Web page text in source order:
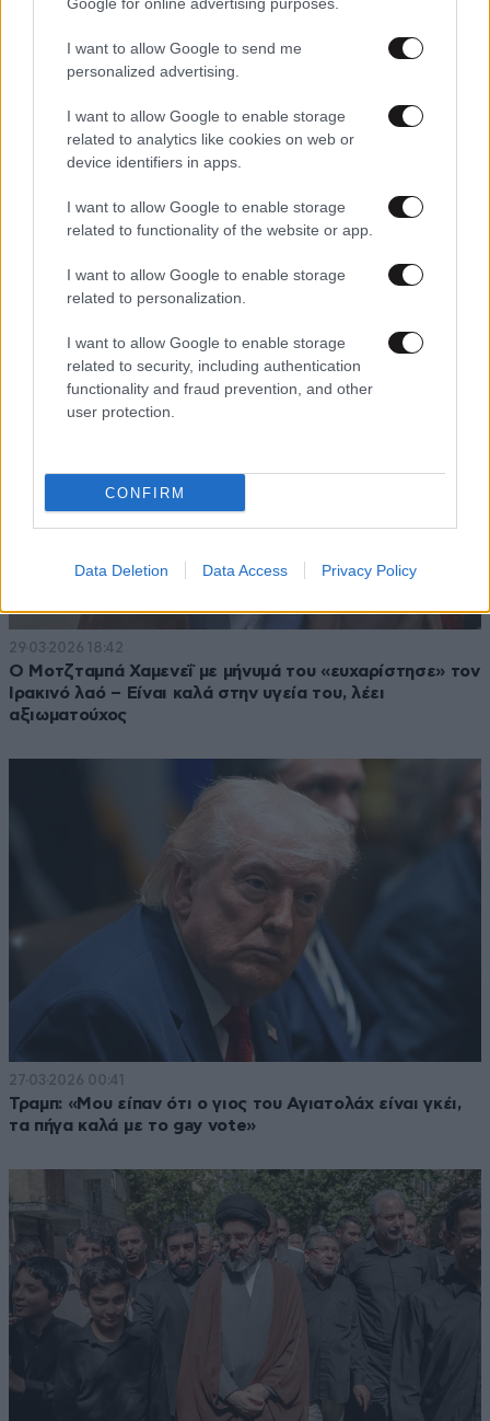
I want to allow Google to send me
personalized advertising.
I want to allow Google to enable storage
related to analytics like cookies on web or
device identifiers in apps.
I want to allow Google to enable storage
related to functionality of the website or app.
I want to allow Google to enable storage
related to personalization.
I want to allow Google to enable storage
related to security, including authentication
functionality and fraud prevention, and other
user protection.
CONFIRM
Data Deletion Data Access Privacy Policy
31·03·2026 10:07
Οι ηγέτες του Ιράν σκοτώνονται και αντικαθίστανται –
Ποιος, λοιπόν, αποφασίζει για τον πόλεμο και τις
διαπραγματεύσεις;
29·03·2026 18:42
Ο Μοτζταμπά Χαμενεΐ με μήνυμά του «ευχαρίστησε» τον
Ιρακινό λαό – Είναι καλά στην υγεία του, λέει
αξιωματούχος
27·03·2026 00:41
Τραμπ: «Μου είπαν ότι ο γιος του Αγιατολάχ είναι γκέι,
τα πήγα καλά με το gay vote»